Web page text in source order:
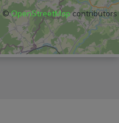
©OpenStreetMapcontributors